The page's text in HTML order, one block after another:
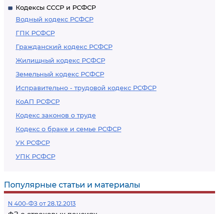
Кодексы СССР и РСФСР
Водный кодекс РСФСР
ГПК РСФСР
Гражданский кодекс РСФСР
Жилищный кодекс РСФСР
Земельный кодекс РСФСР
Исправительно - трудовой кодекс РСФСР
КоАП РСФСР
Кодекс законов о труде
Кодекс о браке и семье РСФСР
УК РСФСР
УПК РСФСР
Популярные статьи и материалы
N 400-ФЗ от 28.12.2013